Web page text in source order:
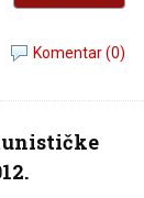
Komentar (0)